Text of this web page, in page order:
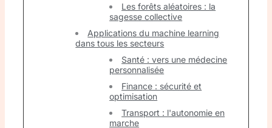
Les forêts aléatoires : la
sagesse collective
Applications du machine learning
dans tous les secteurs
Santé : vers une médecine
personnalisée
Finance : sécurité et
optimisation
Transport : l'autonomie en
marche